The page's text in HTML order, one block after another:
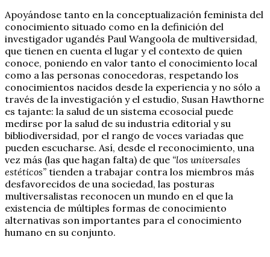
Apoyándose tanto en la conceptualización feminista del
conocimiento situado como en la definición del
investigador ugandés Paul Wangoola de multiversidad,
que tienen en cuenta el lugar y el contexto de quien
conoce, poniendo en valor tanto el conocimiento local
como a las personas conocedoras, respetando los
conocimientos nacidos desde la experiencia y no sólo a
través de la investigación y el estudio, Susan Hawthorne
es tajante: la salud de un sistema ecosocial puede
medirse por la salud de su industria editorial y su
bibliodiversidad, por el rango de voces variadas que
pueden escucharse. Así, desde el reconocimiento, una
vez más (las que hagan falta) de que “los universales
estéticos” tienden a trabajar contra los miembros más
desfavorecidos de una sociedad, las posturas
multiversalistas reconocen un mundo en el que la
existencia de múltiples formas de conocimiento
alternativas son importantes para el conocimiento
humano en su conjunto.